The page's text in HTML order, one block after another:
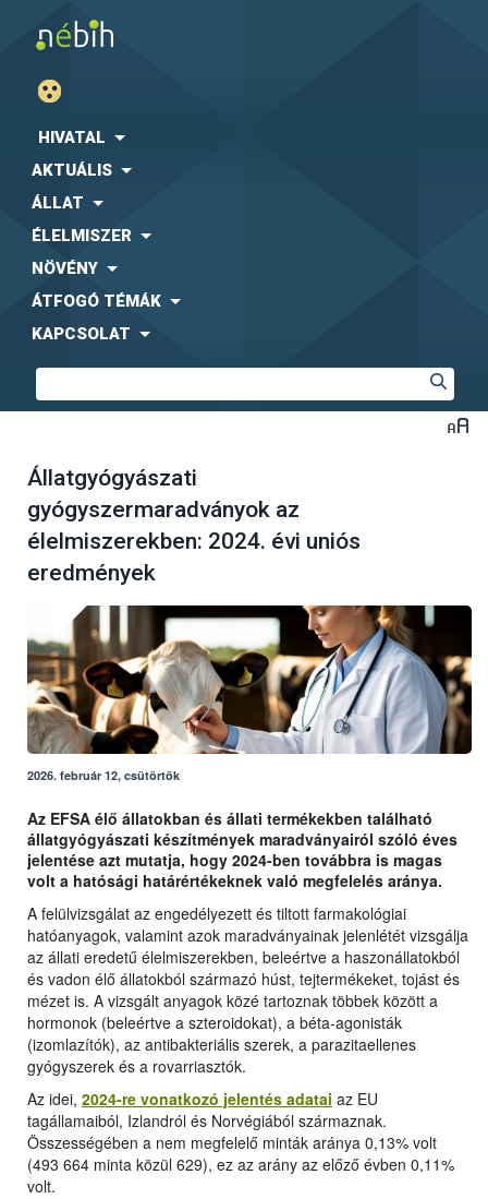
HIVATAL
AKTUÁLIS
ÁLLAT
ÉLELMISZER
NÖVÉNY
ÁTFOGÓ TÉMÁK
KAPCSOLAT
Állatgyógyászati
gyógyszermaradványok az
élelmiszerekben: 2024. évi uniós
eredmények
2026. február 12, csütörtök
Az EFSA élő állatokban és állati termékekben található
állatgyógyászati készítmények maradványairól szóló éves
jelentése azt mutatja, hogy 2024-ben továbbra is magas
volt a hatósági határértékeknek való megfelelés aránya.
A felülvizsgálat az engedélyezett és tiltott farmakológiai
hatóanyagok, valamint azok maradványainak jelenlétét vizsgálja
az állati eredetű élelmiszerekben, beleértve a haszonállatokból
és vadon élő állatokból származó húst, tejtermékeket, tojást és
mézet is. A vizsgált anyagok közé tartoznak többek között a
hormonok (beleértve a szteroidokat), a béta-agonisták
(izomlazítók), az antibakteriális szerek, a parazitaellenes
gyógyszerek és a rovarriasztók.
Az idei, 2024-re vonatkozó jelentés adatai az EU
tagállamaiból, Izlandról és Norvégiából származnak.
Összességében a nem megfelelő minták aránya 0,13% volt
(493 664 minta közül 629), ez az arány az előző évben 0,11%
volt.